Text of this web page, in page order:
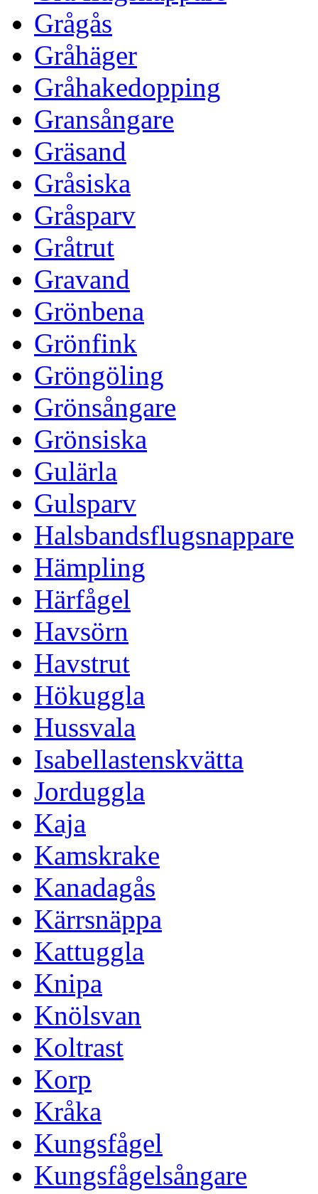
Grågås
Gråhäger
Gråhakedopping
Gransångare
Gräsand
Gråsiska
Gråsparv
Gråtrut
Gravand
Grönbena
Grönfink
Gröngöling
Grönsångare
Grönsiska
Gulärla
Gulsparv
Halsbandsflugsnappare
Hämpling
Härfågel
Havsörn
Havstrut
Hökuggla
Hussvala
Isabellastenskvätta
Jorduggla
Kaja
Kamskrake
Kanadagås
Kärrsnäppa
Kattuggla
Knipa
Knölsvan
Koltrast
Korp
Kråka
Kungsfågel
Kungsfågelsångare